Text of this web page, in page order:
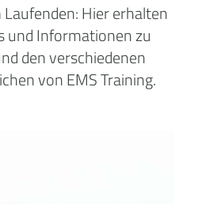
Laufenden: Hier erhalten
und Informationen zu
den verschiedenen
von EMS Training.